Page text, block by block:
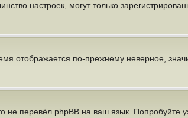
настроек, могут только
отображается по-прежнему неверное,
перевёл phpBB на ваш язык. Попробуйте